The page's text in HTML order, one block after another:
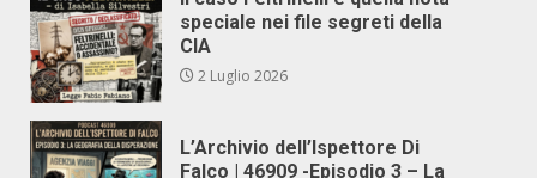
speciale nei file segreti della
CIA
2 Luglio 2026
L’Archivio dell’Ispettore Di
Falco | 46909 -Episodio 3 – La